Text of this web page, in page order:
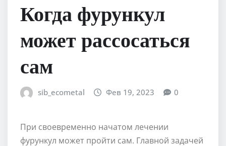
Когда фурункул
может рассосаться
сам
sib_ecometal Фев 19, 2023 0
При своевременно начатом лечении
фурункул может пройти сам. Главной задачей